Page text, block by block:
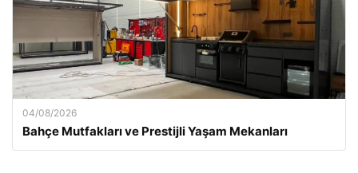
04/08/2026
Bahçe Mutfakları ve Prestijli Yaşam Mekanları